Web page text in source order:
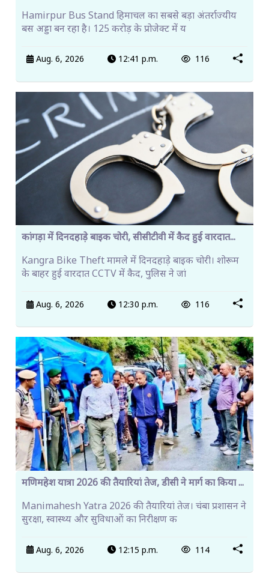
Hamirpur Bus Stand हिमाचल का सबसे बड़ा अंतर्राज्यीय
बस अड्डा बन रहा है। 125 करोड़ के प्रोजेक्ट में य
Aug. 6, 2026 12:41 p.m. 116
कांगड़ा में दिनदहाड़े बाइक चोरी, सीसीटीवी में कैद हुई वारदात...
Kangra Bike Theft मामले में दिनदहाड़े बाइक चोरी। शोरूम
के बाहर हुई वारदात CCTV में कैद, पुलिस ने जां
Aug. 6, 2026 12:30 p.m. 116
मणिमहेश यात्रा 2026 की तैयारियां तेज, डीसी ने मार्ग का किया ...
Manimahesh Yatra 2026 की तैयारियां तेज। चंबा प्रशासन ने
सुरक्षा, स्वास्थ्य और सुविधाओं का निरीक्षण क
Aug. 6, 2026 12:15 p.m. 114